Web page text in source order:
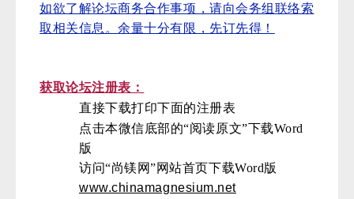
如欲了解论坛商务合作事项，请向会务组联络索
取相关信息。余量十分有限，先订先得！
获取论坛注册表：
直接下载打印下面的注册表
点击本微信底部的“阅读原文”下载Word
版
访问“尚镁网”网站首页下载Word版
www.chinamagnesium.net